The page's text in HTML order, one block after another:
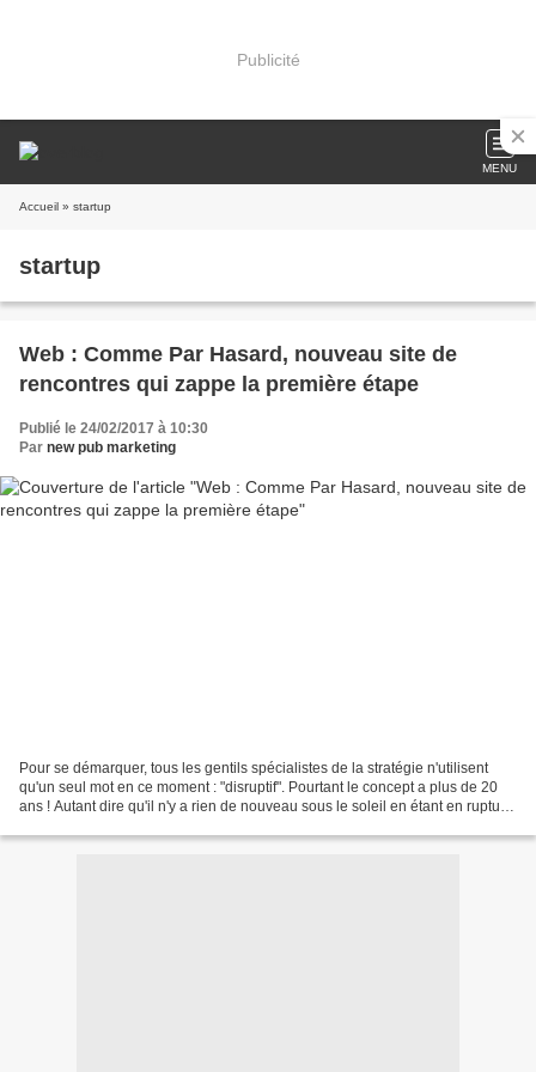
Publicité
MENU
Accueil » startup
startup
Web : Comme Par Hasard, nouveau site de
rencontres qui zappe la première étape
Publié le 24/02/2017 à 10:30
Par new pub marketing
Pour se démarquer, tous les gentils spécialistes de la stratégie n'utilisent
qu'un seul mot en ce moment : "disruptif". Pourtant le concept a plus de 20
ans ! Autant dire qu'il n'y a rien de nouveau sous le soleil en étant en rupture